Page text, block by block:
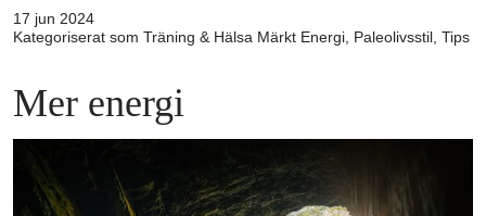
17 jun 2024
Kategoriserat som Träning & Hälsa Märkt Energi, Paleolivsstil, Tips
Mer energi